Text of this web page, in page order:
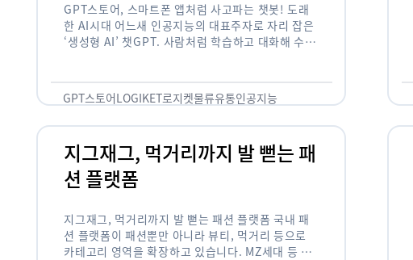
GPT스토어, 스마트폰 앱처럼 사고파는 챗봇! 도래
한 AI시대 어느새 인공지능의 대표주자로 자리 잡은
‘생성형 AI’ 챗GPT. 사람처럼 학습하고 대화해 수많
GPT스토어LOGIKET로지켓물류유통인공지능
지그재그, 먹거리까지 발 뻗는 패
션 플랫폼
지그재그, 먹거리까지 발 뻗는 패션 플랫폼 국내 패
션 플랫폼이 패션뿐만 아니라 뷰티, 먹거리 등으로
카테고리 영역을 확장하고 있습니다. MZ세대 등 주